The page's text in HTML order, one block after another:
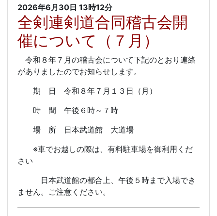
2026年6月30日 13時12分
全剣連剣道合同稽古会開
催について（７月）
令和８年７月の稽古会について下記のとおり連絡
がありましたのでお知らせします。
期 日 令和８年７月１３日（月）
時 間 午後６時～７時
場 所 日本武道館 大道場
※車でお越しの際は、有料駐車場を御利用くだ
さい
日本武道館の都合上、午後５時まで入場でき
ません。ご注意ください。